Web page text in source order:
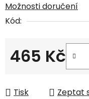
Možnosti doručení
Kód:
465 Kč
Tisk Zeptat